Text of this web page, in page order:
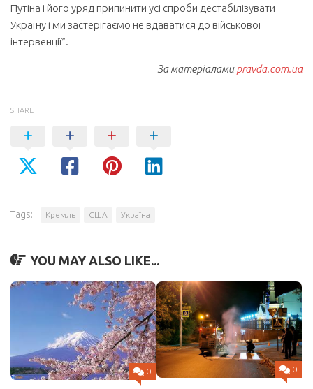
Путіна і його уряд припинити усі спроби дестабілізувати
Україну і ми застерігаємо не вдаватися до військової
інтервенції”.
За матеріаламиpravda.com.ua
SHARE
Tags: Кремль США Україна
YOU MAY ALSO LIKE...
0 0